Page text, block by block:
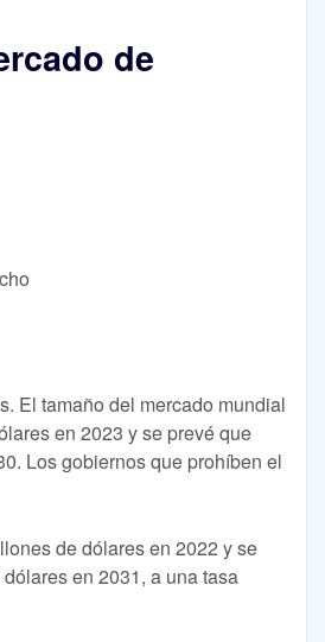
de
El tamaño del mercado mundial
en 2023 y se prevé que
Los gobiernos que prohíben el
de dólares en 2022 y se
en 2031, a una tasa